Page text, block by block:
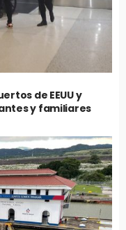
de EEUU y
y familiares